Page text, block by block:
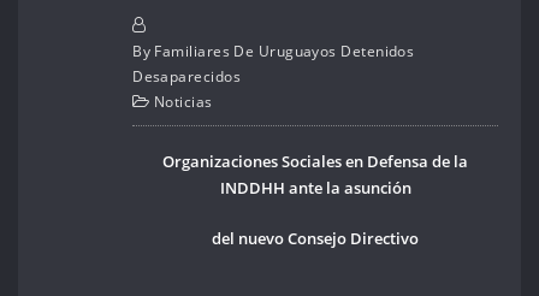
By Familiares De Uruguayos Detenidos
Desaparecidos
Noticias
Organizaciones Sociales en Defensa de la
INDDHH ante la asunción
del nuevo Consejo Directivo